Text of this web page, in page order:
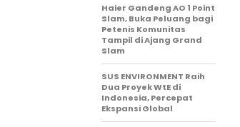
Haier Gandeng AO 1 Point
Slam, Buka Peluang bagi
Petenis Komunitas
Tampil di Ajang Grand
Slam
SUS ENVIRONMENT Raih
Dua Proyek WtE di
Indonesia, Percepat
Ekspansi Global